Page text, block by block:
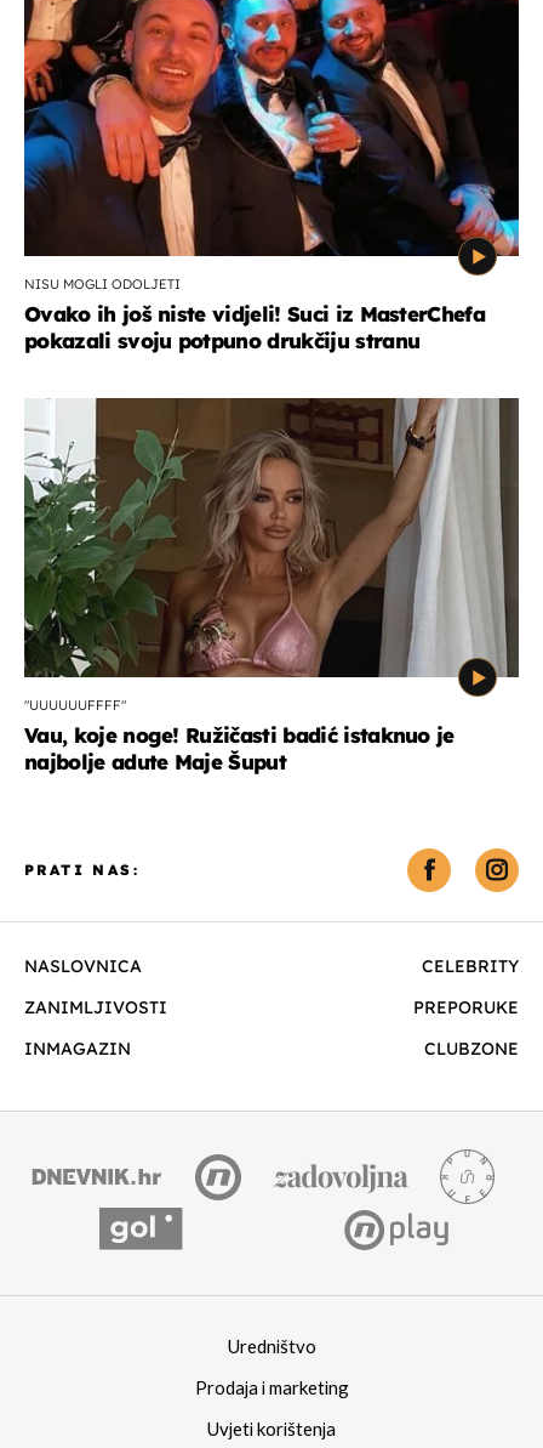
NISU MOGLI ODOLJETI
Ovako ih još niste vidjeli! Suci iz MasterChefa
pokazali svoju potpuno drukčiju stranu
"UUUUUUFFFF"
Vau, koje noge! Ružičasti badić istaknuo je
najbolje adute Maje Šuput
NASLOVNICA
CELEBRITY
ZANIMLJIVOSTI
PREPORUKE
INMAGAZIN
CLUBZONE
PRATI NAS:
Uredništvo
Prodaja i marketing
Uvjeti korištenja